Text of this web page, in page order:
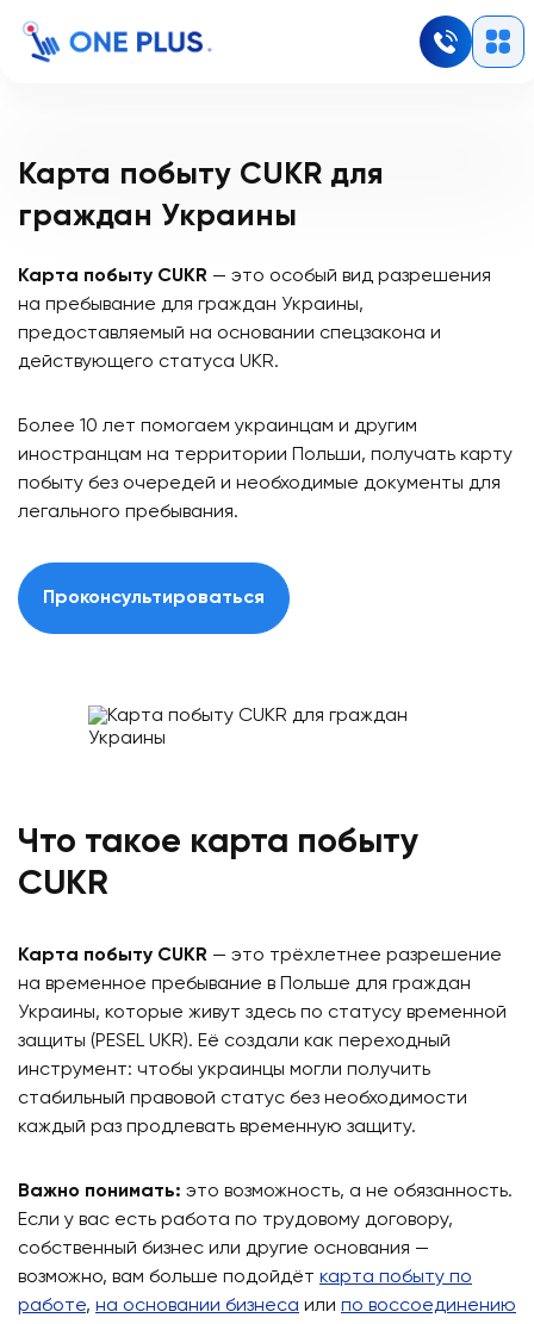
Карта побыту CUKR для
граждан Украины
Карта побыту CUKR — это особый вид разрешения
на пребывание для граждан Украины,
предоставляемый на основании спецзакона и
действующего статуса UKR.
Более 10 лет помогаем украинцам и другим
иностранцам на территории Польши, получать карту
побыту без очередей и необходимые документы для
легального пребывания.
Проконсультироваться
Что такое карта побыту
CUKR
Карта побыту CUKR — это трёхлетнее разрешение
на временное пребывание в Польше для граждан
Украины, которые живут здесь по статусу временной
защиты (PESEL UKR). Её создали как переходный
инструмент: чтобы украинцы могли получить
стабильный правовой статус без необходимости
каждый раз продлевать временную защиту.
Важно понимать: это возможность, а не обязанность.
Если у вас есть работа по трудовому договору,
собственный бизнес или другие основания —
возможно, вам больше подойдёт карта побыту по
работе, на основании бизнеса или по воссоединению